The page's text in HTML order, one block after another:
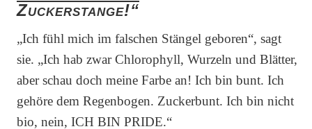
Zuckerstange!“
„Ich fühl mich im falschen Stängel geboren“, sagt
sie. „Ich hab zwar Chlorophyll, Wurzeln und Blätter,
aber schau doch meine Farbe an! Ich bin bunt. Ich
gehöre dem Regenbogen. Zuckerbunt. Ich bin nicht
bio, nein, ICH BIN PRIDE.“